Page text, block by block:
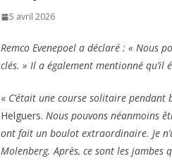
5 avril 2026
Remco Evenepoel a déclaré : « Nous
clés. » Il a également mentionné
« C’était une course solitaire pendant
Helguers. Nous pouvons néanmoins
ont fait un boulot extraordinaire. Je
Molenberg. Après, ce sont les jambes